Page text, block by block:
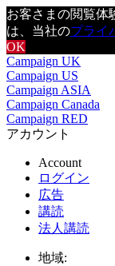
お客さまの閲覧体
は、当社のプライ
OK
Campaign UK
Campaign US
Campaign ASIA
Campaign Canada
Campaign RED
アカウント
Account
ログイン
広告
講読
法人講読
地域: